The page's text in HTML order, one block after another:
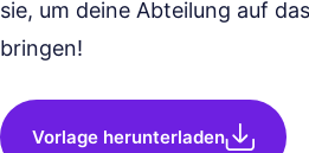
sie, um deine Abteilung auf
bringen!
Vorlage herunterladen